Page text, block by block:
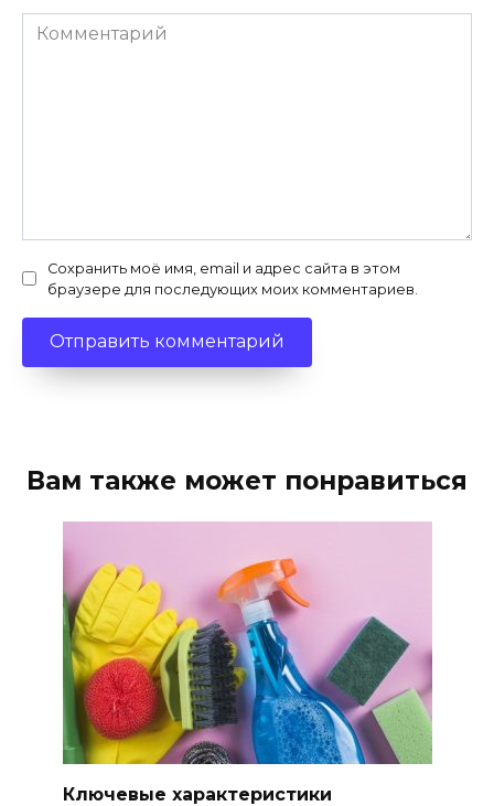
Комментарий
Сохранить моё имя, email и адрес сайта в этом
браузере для последующих моих комментариев.
Вам также может понравиться
Ключевые характеристики